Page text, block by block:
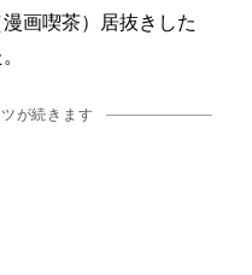
画喫茶）居抜きした
が続きます